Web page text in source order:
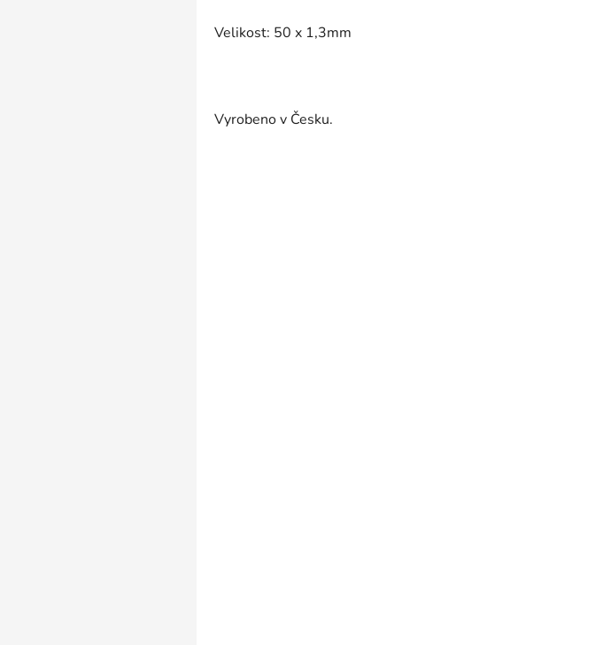
Velikost: 50 x 1,3mm
Vyrobeno v Česku.